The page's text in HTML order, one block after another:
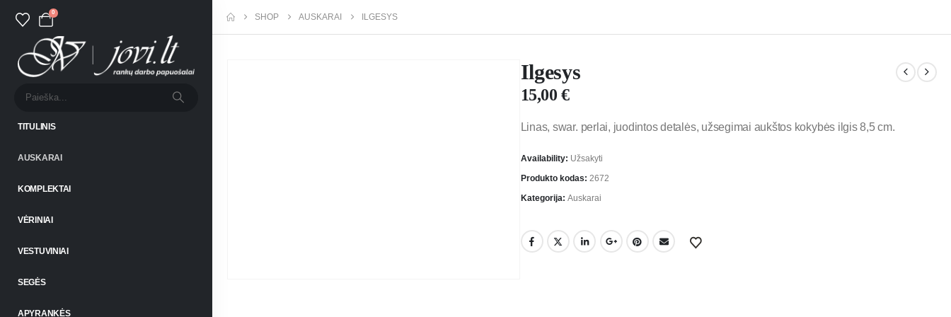
0
TITULINIS
AUSKARAI
KOMPLEKTAI
VĖRINIAI
VESTUVINIAI
SEGĖS
APYRANKĖS
SHOP AUSKARAI ILGESYS
Ilgesys
15,00 €
Linas, swar. perlai, juodintos detalės, užsegimai aukštos kokybės ilgis 8,5 cm.
Availability: Užsakyti
Produkto kodas: 2672
Kategorija: Auskarai